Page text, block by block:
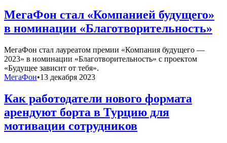
МегаФон стал «Компанией будущего»
в номинации «Благотворительность»
МегаФон стал лауреатом премии «Компания будущего —
2023» в номинации «Благотворительность» с проектом
«Будущее зависит от тебя».
МегаФон•13 декабря 2023
Как работодатели нового формата
арендуют борта в Турцию для
мотивации сотрудников